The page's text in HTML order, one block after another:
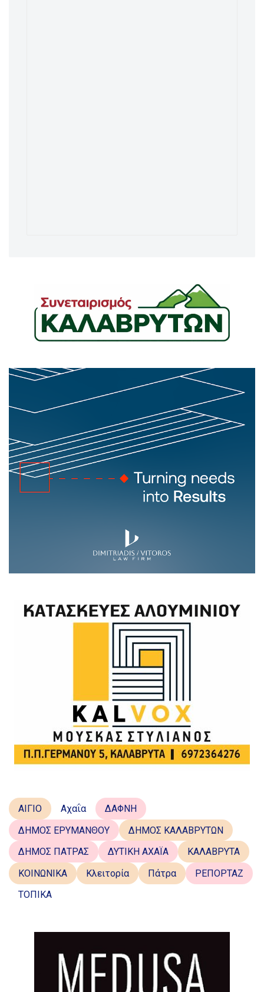
ΑΙΓΙΟ Αχαΐα
ΔΑΦΝΗ
ΔΗΜΟΣ ΕΡΥΜΑΝΘΟΥ
ΔΗΜΟΣ ΚΑΛΑΒΡΥΤΩΝ
ΔΗΜΟΣ ΠΑΤΡΑΣ
ΔΥΤΙΚΗ ΑΧΑΪΑ
ΚΑΛΑΒΡΥΤΑ
ΚΟΙΝΩΝΙΚΑ
Κλειτορία Πάτρα
ΡΕΠΟΡΤΑΖ
ΤΟΠΙΚΑ